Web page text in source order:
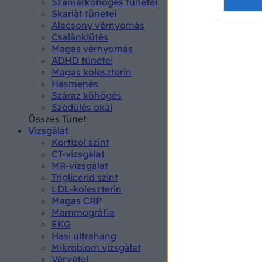
Skarlát tünetei
Alacsony vérnyomás
Csalánkiütés
Magas vérnyomás
ADHD tünetei
Magas koleszterin
Hasmenés
Száraz köhögés
Szédülés okai
Összes Tünet
Vizsgálat
Kortizol szint
CT-vizsgálat
MR-vizsgálat
Triglicerid szint
LDL-koleszterin
Magas CRP
Mammográfia
EKG
Hasi ultrahang
Mikrobiom vizsgálat
Vérvétel